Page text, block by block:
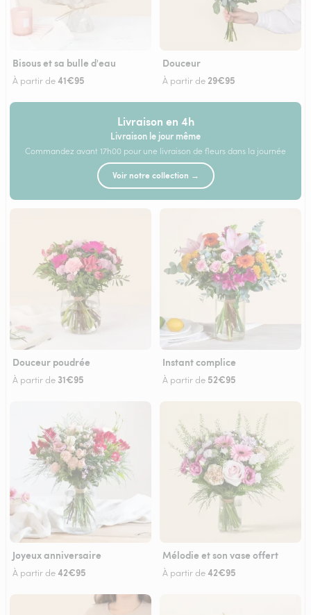
Bisous et sa bulle d'eau
À partir de41€95
Douceur
À partir de29€95
Livraison en 4h
Livraison le jour même
Commandez avant 17h00 pour une livraison de fleurs dans la journée
Voir notre collection →
Douceur poudrée
À partir de 31€95
Instant complice
À partir de 52€95
Joyeux anniversaire
À partir de42€95
Mélodie et son vase offert
À partir de42€95